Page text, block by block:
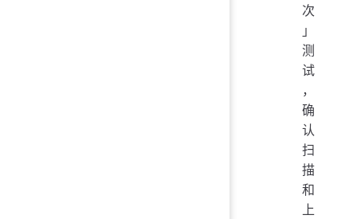
次
」
测
试
，
确
认
扫
描
和
上